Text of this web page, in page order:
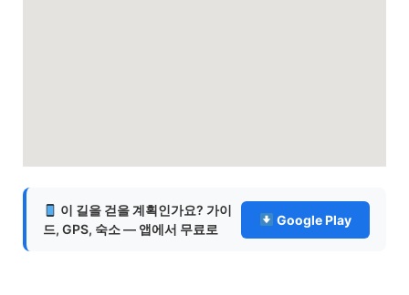
이 길을 걷을 계획인가요? 가이
드, GPS, 숙소 — 앱에서 무료로
Google Play